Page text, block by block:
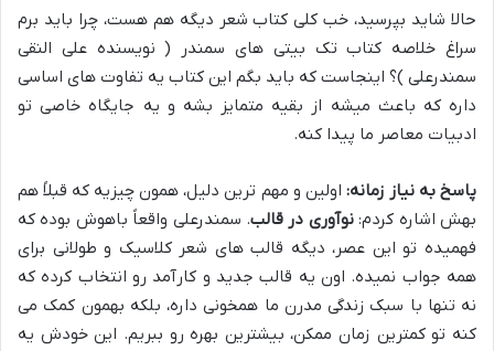
حالا شاید بپرسید، خب کلی کتاب شعر دیگه هم هست، چرا باید برم
سراغ خلاصه کتاب تک بیتی های سمندر ( نویسنده علی النقی
سمندرعلی )؟ اینجاست که باید بگم این کتاب یه تفاوت های اساسی
داره که باعث میشه از بقیه متمایز بشه و یه جایگاه خاصی تو
ادبیات معاصر ما پیدا کنه.
پاسخ به نیاز زمانه: اولین و مهم ترین دلیل، همون چیزیه که قبلاً هم
بهش اشاره کردم:نوآوری در قالب. سمندرعلی واقعاً باهوش بوده که
فهمیده تو این عصر، دیگه قالب های شعر کلاسیک و طولانی برای
همه جواب نمیده. اون یه قالب جدید و کارآمد رو انتخاب کرده که
نه تنها با سبک زندگی مدرن ما همخونی داره، بلکه بهمون کمک می
کنه تو کمترین زمان ممکن، بیشترین بهره رو ببریم. این خودش یه